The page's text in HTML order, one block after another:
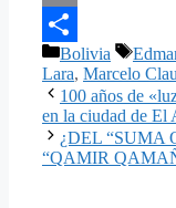
Email
Compartir
Categorías
Bolivia
Lara, Marcelo
100 años de
en la ciudad de El
¿DEL “SUMA
“QAMIR